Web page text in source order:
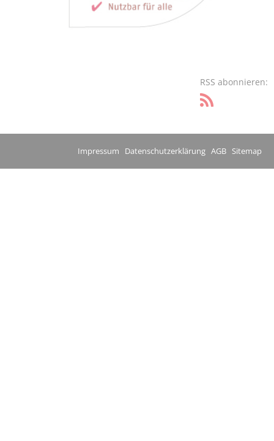
RSS abonnieren:
Impressum Datenschutzerklärung AGB Sitemap